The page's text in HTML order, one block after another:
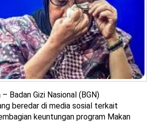
– Badan Gizi Nasional (BGN)
beredar di media sosial terkait
keuntungan program Makan